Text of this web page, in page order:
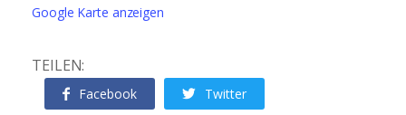
Google Karte anzeigen
TEILEN:
Facebook Twitter